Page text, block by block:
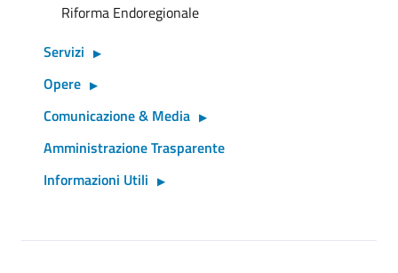
Riforma Endoregionale
Servizi
Opere
Comunicazione & Media
Amministrazione Trasparente
Informazioni Utili